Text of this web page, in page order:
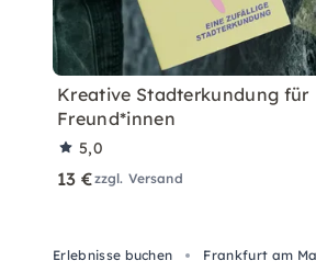
Kreative Stadterkundung für
Freund*innen
5,0
13 €zzgl. Versand
Erlebnisse buchen Frankfurt am